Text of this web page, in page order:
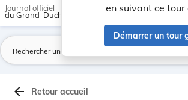
en suivant ce tour
Démarrer un tour
Journal officiel
du Grand-Duché de Luxembourg
arrow_back Retour accueil